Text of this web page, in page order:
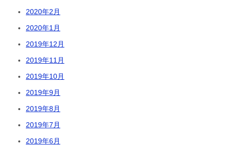
2020年2月
2020年1月
2019年12月
2019年11月
2019年10月
2019年9月
2019年8月
2019年7月
2019年6月